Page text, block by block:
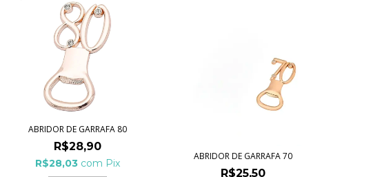
ABRIDOR DE GARRAFA 80
R$28,90
R$28,03 com Pix
ABRIDOR DE GARRAFA 70
R$25,50